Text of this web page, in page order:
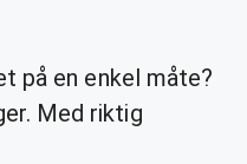
på en enkel måte?
Med riktig